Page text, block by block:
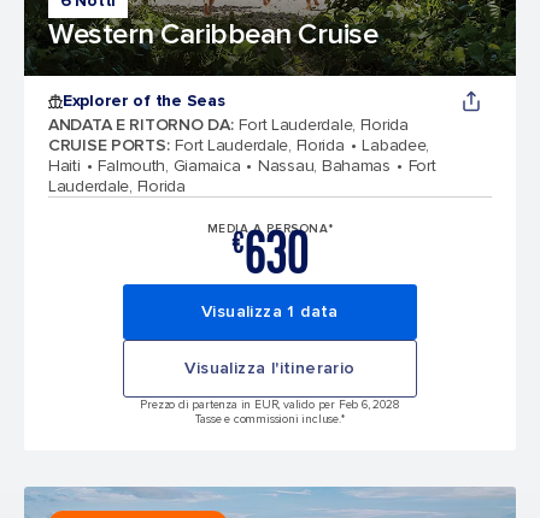
Western Caribbean Cruise
Explorer of the Seas
ANDATA E RITORNO DA: Fort Lauderdale, Florida
CRUISE PORTS: Fort Lauderdale, Florida
Labadee,
Haiti
Falmouth, Giamaica Nassau, Bahamas
Fort
Lauderdale, Florida
MEDIA A PERSONA*
€630
Visualizza 1 data
Visualizza l'itinerario
Prezzo di partenza in EUR, valido per Feb 6, 2028
Tasse e commissioni incluse.*